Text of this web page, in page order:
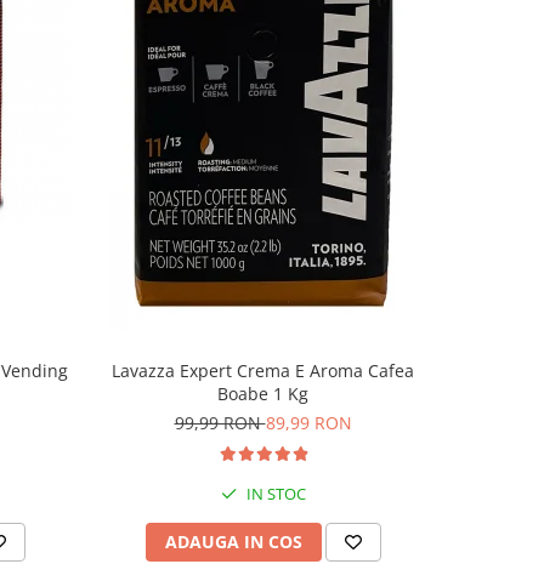
Lavazza Expert Crema E Aroma Cafea
Boabe 1 Kg
99,99 RON89,99 RON
IN STOC
ADAUGA IN COS